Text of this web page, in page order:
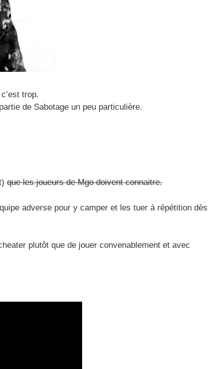
trop.
de Sabotage un peu particulière.
que les joueurs de Mgo doivent connaitre.
adverse pour y camper et les tuer à répétition dès
plutôt que de jouer convenablement et avec